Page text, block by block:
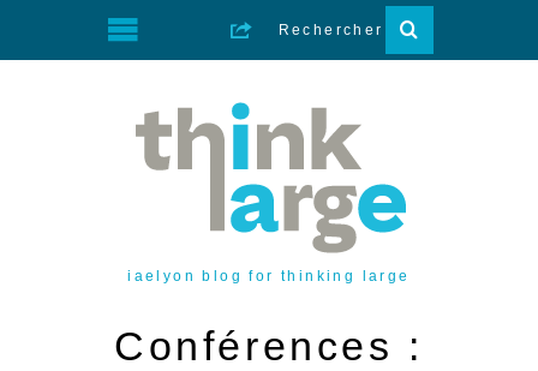
iaelyon blog for thinking large
Conférences :